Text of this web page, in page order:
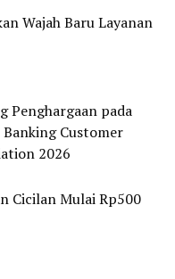
Wajah Baru Layanan
Penghargaan pada
Customer
2026
Cicilan Mulai Rp500